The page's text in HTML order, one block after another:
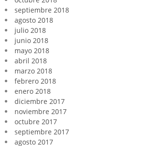
septiembre 2018
agosto 2018
julio 2018
junio 2018
mayo 2018
abril 2018
marzo 2018
febrero 2018
enero 2018
diciembre 2017
noviembre 2017
octubre 2017
septiembre 2017
agosto 2017